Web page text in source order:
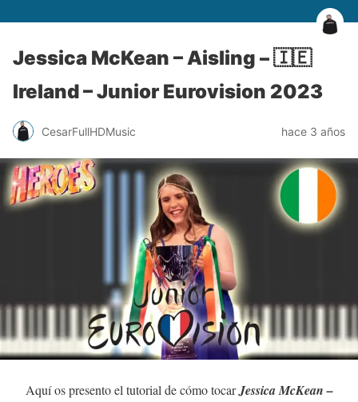
Jessica McKean – Aisling – 🇮🇪
Ireland – Junior Eurovision 2023
CesarFullHDMusic hace 3 años
Aquí os presento el tutorial de cómo tocarJessica McKean –